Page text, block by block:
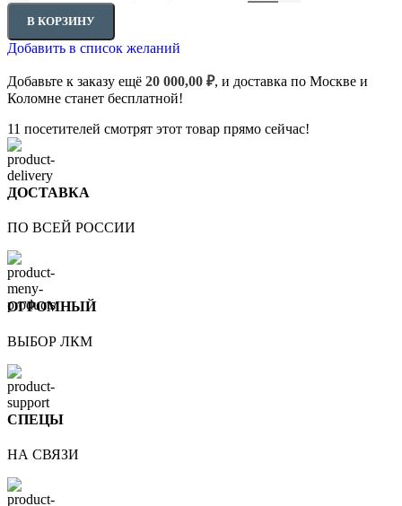
В КОРЗИНУ
Добавить в список желаний
Добавьте к заказу ещё 20 000,00 ₽, и доставка по Москве и
Коломне станет бесплатной!
11 посетителей смотрят этот товар прямо сейчас!
ДОСТАВКА
ПО ВСЕЙ РОССИИ
ОГРОМНЫЙ
ВЫБОР ЛКМ
СПЕЦЫ
НА СВЯЗИ